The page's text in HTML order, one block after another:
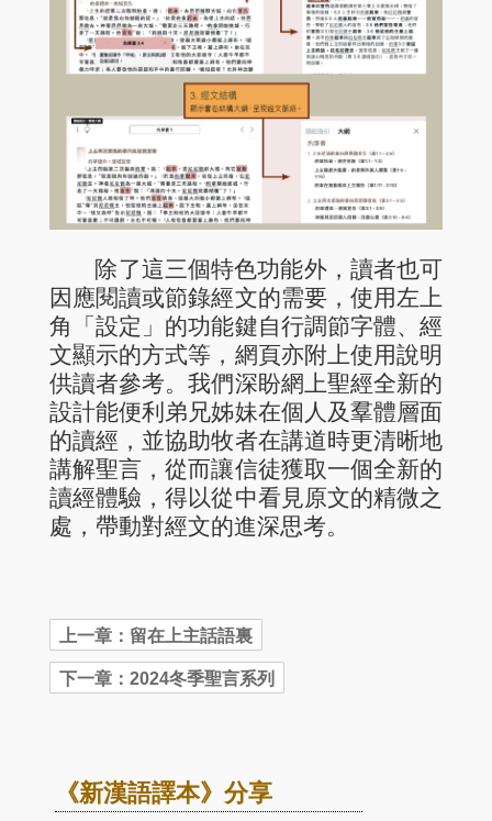
除了這三個特色功能外，讀者也可
因應閱讀或節錄經文的需要，使用左上
⾓「設定」的功能鍵自行調節字體、經
文顯示的方式等，網⾴亦附上使用說明
供讀者參考。我們深盼網上聖經全新的
設計能便利弟兄姊妹在個人及羣體層面
的讀經，並協助牧者在講道時更清晰地
講解聖言，從而讓信徒獲取一個全新的
讀經體驗，得以從中看見原文的精微之
處，帶動對經文的進深思考。
《新漢語譯本》分享